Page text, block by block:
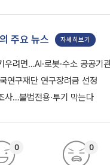
주요 뉴스 자세히보기
려면…AI·로봇·수소 공공기
연구재단 연구장려금 선정
…불법전용·투기 막는다
0 0